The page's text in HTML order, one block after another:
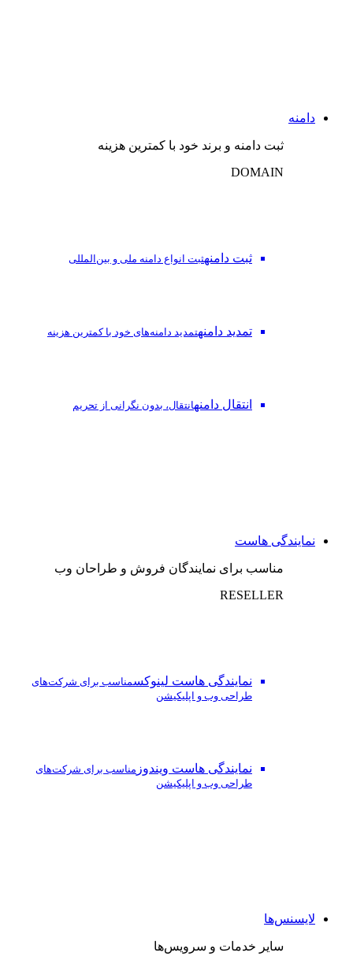
دامنه
ثبت دامنه و برند خود با کمترین هزینه
DOMAIN
ثبت دامنهثبت انواع دامنه ملی و بین‌المللی
تمدید دامنهتمدید دامنه‌های خود با کمترین هزینه
انتقال دامنهانتقال، بدون نگرانی از تحریم
نمایندگی هاست
مناسب برای نمایندگان فروش و طراحان وب
RESELLER
نمایندگی هاست لینوکسمناسب برای شرکت‌های
طراحی وب و اپلیکیشن
نمایندگی هاست ویندوز مناسب برای شرکت‌های
طراحی وب و اپلیکیشن
لایسنس‌ها
سایر خدمات و سرویس‌ها